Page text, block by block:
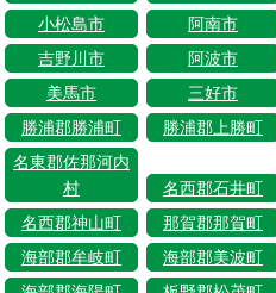
小松島市
阿南市
吉野川市
阿波市
美馬市
三好市
勝浦郡勝浦町
勝浦郡上勝町
名東郡佐那河内
村
名西郡石井町
名西郡神山町
那賀郡那賀町
海部郡牟岐町
海部郡美波町